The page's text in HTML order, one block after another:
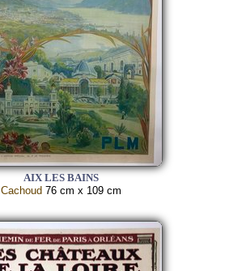
AIX LES BAINS
Cachoud76 cm x 109 cm